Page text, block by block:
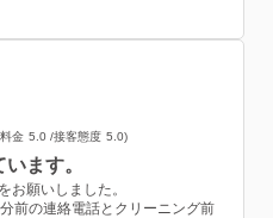
料金 5.0 接客態度 5.0
ます。
お願いしました。
前の連絡電話とクリーニング前